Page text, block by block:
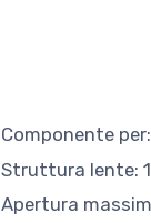
Componente
Struttura lente:
Apertura